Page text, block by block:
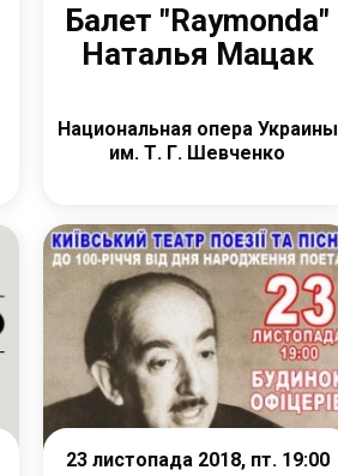
Балет "Raymonda"
Наталья Мацак
Национальная опера Украины
им. Т. Г. Шевченко
Детальніше
23 листопада 2018, пт. 19:00